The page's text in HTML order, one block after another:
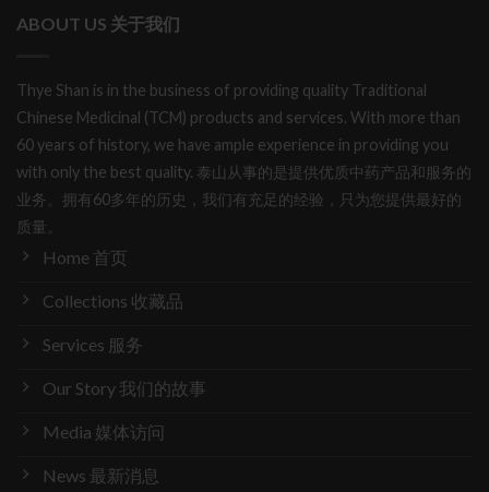
ABOUT US 关于我们
Thye Shan is in the business of providing quality Traditional
Chinese Medicinal (TCM) products and services. With more than
60 years of history, we have ample experience in providing you
with only the best quality. 泰山从事的是提供优质中药产品和服务的
业务。拥有60多年的历史，我们有充足的经验，只为您提供最好的
质量。
Home 首页
Collections 收藏品
Services 服务
Our Story 我们的故事
Media 媒体访问
News 最新消息